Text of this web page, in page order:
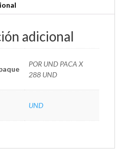
adicional
POR UND PACA X
288 UND
UND